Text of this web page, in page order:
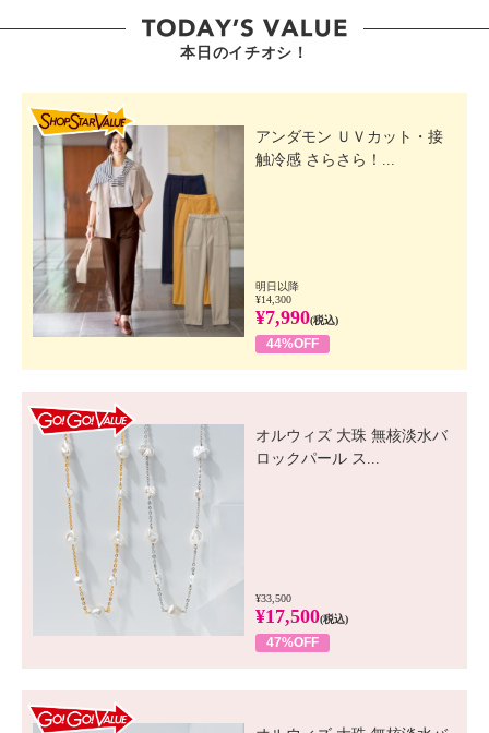
本日のイチオシ！
アンダモン ＵＶカット・接
触冷感 さらさら！...
明日以降
¥14,300
¥7,990(税込)
44%OFF
オルウィズ 大珠 無核淡水バ
ロックパール ス...
¥33,500
¥17,500(税込)
47%OFF